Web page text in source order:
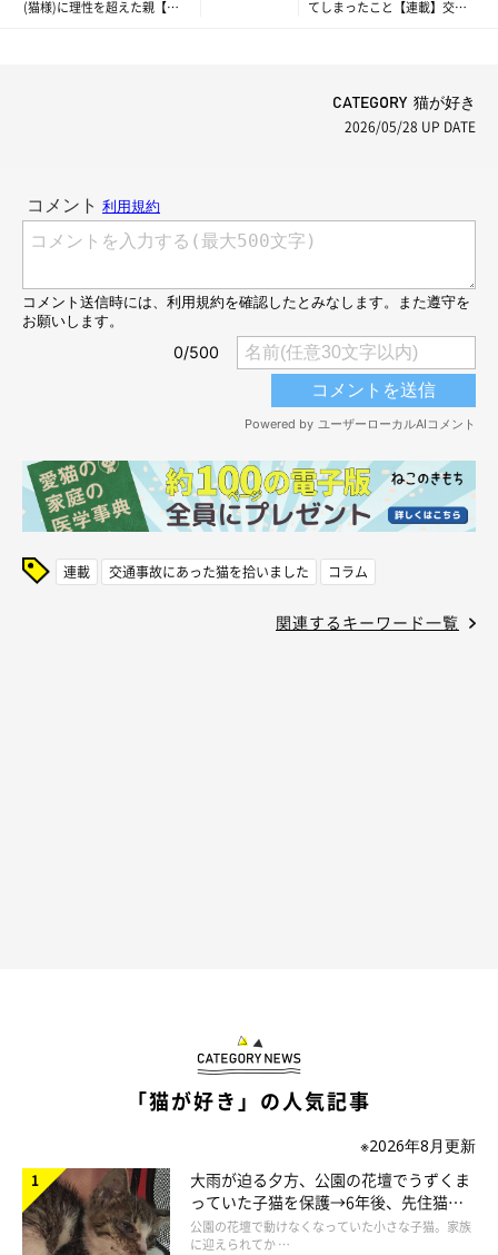
(猫様)に理性を超えた親【連
てしまったこと【連載】交通
CATEGORY 猫が好き
2026/05/28 UP DATE
連載 交通事故にあった猫を拾いました コラム
関連するキーワード一覧
「猫が好き」の人気記事
※2026年8月更新
大雨が迫る夕方、公園の花壇でうずくま
っていた子猫を保護→6年後、先住猫
と“姉妹”のような関係に
公園の花壇で動けなくなっていた小さな子猫。家族
に迎えられてか …